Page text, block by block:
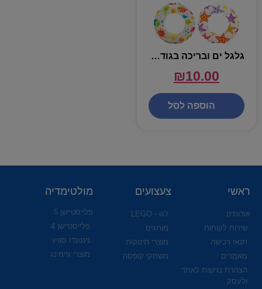
גלגל ים ובריכה בגודל 50 ס"מ
₪10.00
הוספה לסל
ראשי
אודותינו
שירות לקוחות
תנאי רכישה
מאמרים
הצהרת נגישות לאתר
ולעסק
צעצועים
לגו - LEGO
מותגים
מוצרי תינוקות
משחקי קופסה
מולטימדיה
פלייסטיישן 5
פלייסטיישן 4
נינטנדו סוויץ
מוצרי גיימינג